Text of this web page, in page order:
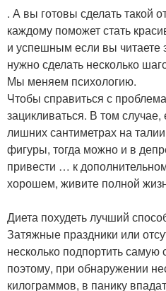
. А вы готовы сделать такой
каждому поможет стать
и успешным если вы читаете
нужно сделать несколько
Мы меняем психологию.
Чтобы справиться с
зацикливаться. В том
лишних сантиметрах на
фигуры, тогда можно и в
привести … к
хорошем, живите полной
Диета похудеть лучший
Затяжные праздники или
несколько подпортить
поэтому, при обнаружении
килограммов, в панику